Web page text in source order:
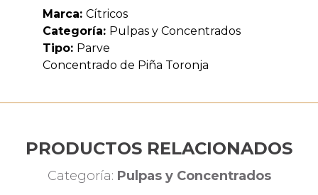
Marca: Cítricos
Categoría: Pulpas y Concentrados
Tipo: Parve
Concentrado de Piña Toronja
PRODUCTOS RELACIONADOS
Categoría: Pulpas y Concentrados